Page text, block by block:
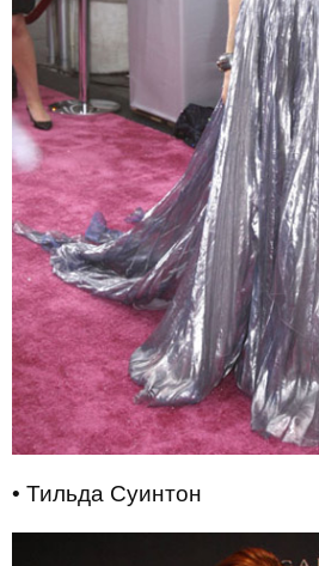
• Тильда Суинтон